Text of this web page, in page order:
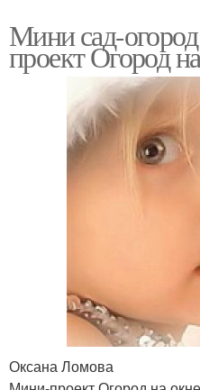
Мини сад-
проект Огород
Оксана Ломова